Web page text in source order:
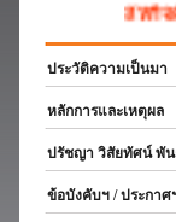
สหกิจศึกษ
ประวัติความเป็นมา
หลักการและเหตุผล
ปรัชญา วิสัยทัศน์ พัน
ข้อบังคับฯ / ประกาศ